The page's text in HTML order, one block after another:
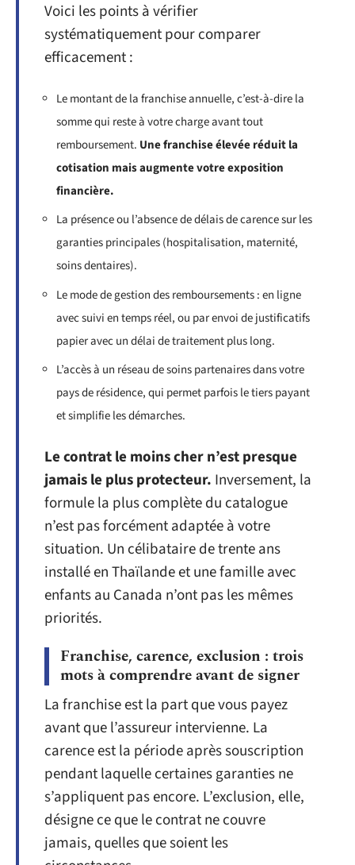
Voici les points à vérifier
systématiquement pour comparer
efficacement :
Le montant de la franchise annuelle, c’est-à-dire la
somme qui reste à votre charge avant tout
remboursement. Une franchise élevée réduit la
cotisation mais augmente votre exposition
financière.
La présence ou l’absence de délais de carence sur les
garanties principales (hospitalisation, maternité,
soins dentaires).
Le mode de gestion des remboursements : en ligne
avec suivi en temps réel, ou par envoi de justificatifs
papier avec un délai de traitement plus long.
L’accès à un réseau de soins partenaires dans votre
pays de résidence, qui permet parfois le tiers payant
et simplifie les démarches.
Le contrat le moins cher n’est presque
jamais le plus protecteur. Inversement, la
formule la plus complète du catalogue
n’est pas forcément adaptée à votre
situation. Un célibataire de trente ans
installé en Thaïlande et une famille avec
enfants au Canada n’ont pas les mêmes
priorités.
Franchise, carence, exclusion : trois
mots à comprendre avant de signer
La franchise est la part que vous payez
avant que l’assureur intervienne. La
carence est la période après souscription
pendant laquelle certaines garanties ne
s’appliquent pas encore. L’exclusion, elle,
désigne ce que le contrat ne couvre
jamais, quelles que soient les